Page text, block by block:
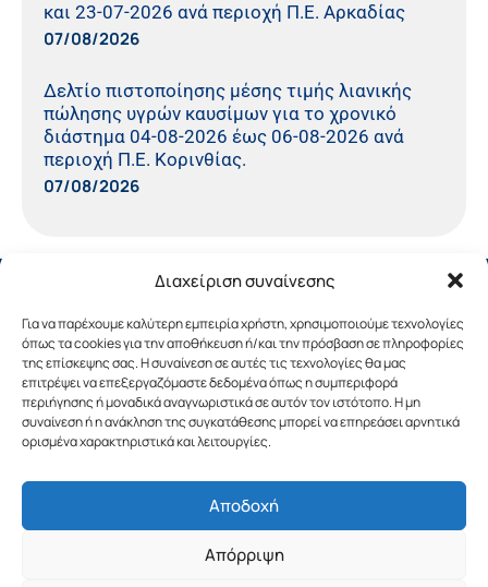
Διαχείριση συναίνεσης
Για να παρέχουμε καλύτερη εμπειρία χρήστη, χρησιμοποιούμε τεχνολογίες
όπως τα cookies για την αποθήκευση ή/και την πρόσβαση σε πληροφορίες
της επίσκεψης σας. Η συναίνεση σε αυτές τις τεχνολογίες θα μας
επιτρέψει να επεξεργαζόμαστε δεδομένα όπως η συμπεριφορά
περιήγησης ή μοναδικά αναγνωριστικά σε αυτόν τον ιστότοπο. Η μη
συναίνεση ή η ανάκληση της συγκατάθεσης μπορεί να επηρεάσει αρνητικά
ορισμένα χαρακτηριστικά και λειτουργίες.
Αποδοχή
Απόρριψη
και 23-07-2026 ανά περιοχή Π.Ε. Αρκαδίας
07/08/2026
Δελτίο πιστοποίησης μέσης τιμής λιανικής
πώλησης υγρών καυσίμων για το χρονικό
διάστημα 04-08-2026 έως 06-08-2026 ανά
περιοχή Π.Ε. Κορινθίας.
07/08/2026
Copyright © 2019 Περιφέρεια Πελοποννήσου.
Σχεδιασμός & Υλοποίηση από την